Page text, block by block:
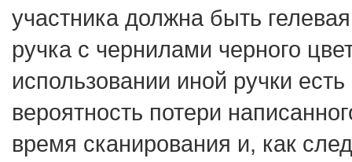
участника должна быть
ручка с чернилами черного
использовании иной ручки
вероятность потери
время сканирования и, как